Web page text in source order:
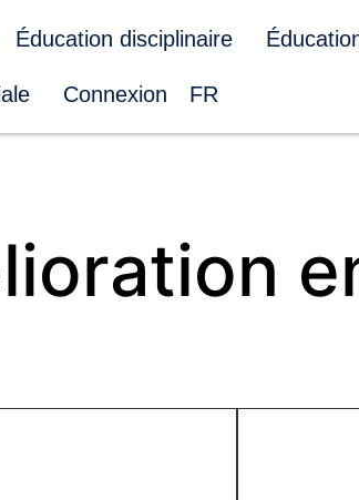
Éducation disciplinaire
Connexion FR